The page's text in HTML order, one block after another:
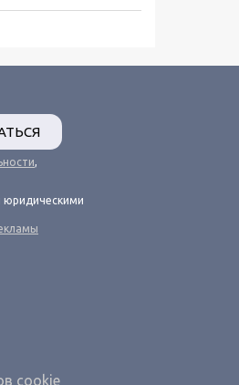
,
юридическими
cookie